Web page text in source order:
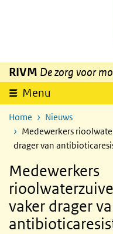
Overslaan en naar de
RIVM De zorg voor
Menu
Home
Nieuws
Medewerkers
drager van
Medewerkers
vaker drager